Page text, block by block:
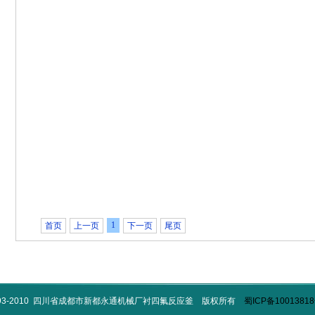
首页 上一页 1 下一页 尾页
2010 四川省成都市新都永通机械厂衬四氟反应釜 版权所有 蜀ICP备